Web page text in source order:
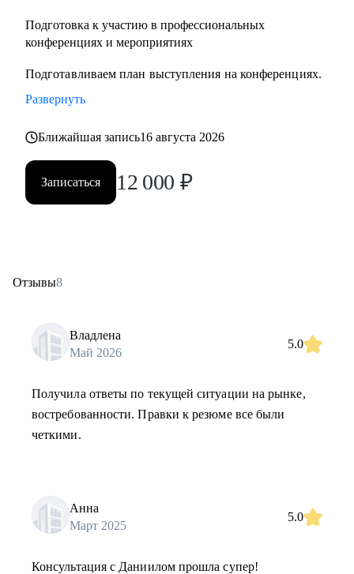
Подготовка к участию в профессиональных
конференциях и мероприятиях
Подготавливаем план выступления на конференциях.
Развернуть
Ближайшая запись16 августа 2026
Записаться 12 000 ₽
Отзывы8
Владлена
Май 2026
5.0
Получила ответы по текущей ситуации на рынке,
востребованности. Правки к резюме все были
четкими.
Анна
Март 2025
5.0
Консультация с Даниилом прошла супер!